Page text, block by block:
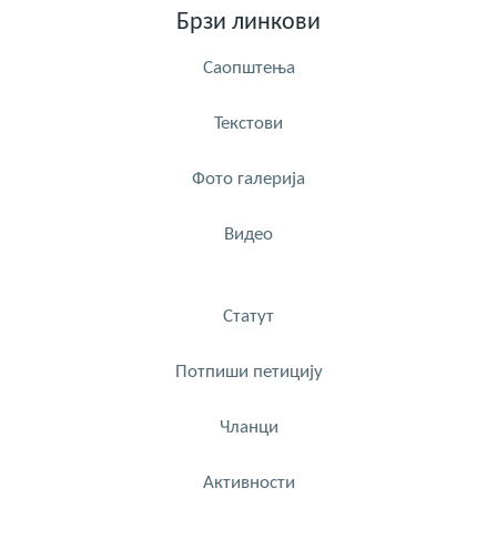
Брзи линкови
Саопштења
Текстови
Фото галерија
Видео
Статут
Потпиши петицију
Чланци
Активности